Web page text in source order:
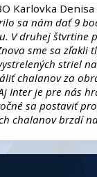
Karlovka
sa nám dať 9
V druhej štvrtine
sme sa zľakli
striel
chalanov za
Inter je pre nás
sa postaviť
chalanov brzdí